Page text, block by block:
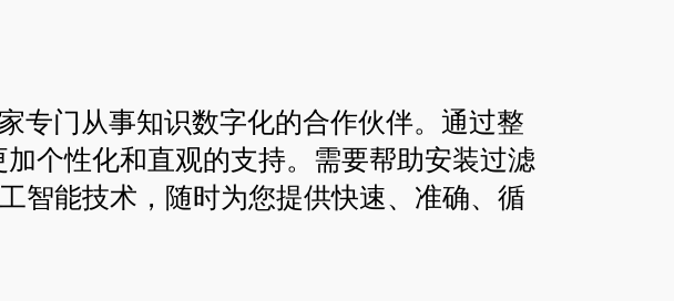
专门从事知识数字化的合作伙伴。通过整
个性化和直观的支持。需要帮助安装过滤
智能技术，随时为您提供快速、准确、循